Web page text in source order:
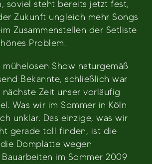
soviel steht bereits jetzt fest,
Zukunft ungleich mehr Songs
Zusammenstellen der Setliste
Problem.
Show naturgemäß
Bekannte, schließlich war
Zeit unser vorläufig
Was wir im Sommer in Köln
unklar. Das einzige, was wir
gerade toll finden, ist die
Domplatte wegen
im Sommer 2009